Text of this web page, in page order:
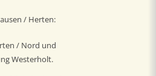
/ Herten:
/ Nord und
Westerholt.